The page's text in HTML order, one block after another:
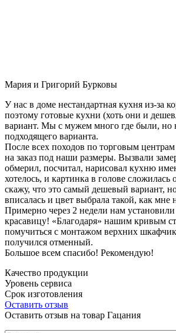
Мария и Григорий Бурковы
У нас в доме нестандартная кухня из-за
поэтому готовые кухни (хоть они и
вариант. Мы с мужем много где были, но
подходящего варианта.
После всех походов по торговым
на заказ под наши размеры. Вызвали
обмерил, посчитал, нарисовал кухню
хотелось, и картинка в голове сложилась
скажу, что это самый дешевый вариант,
вписалась и цвет выбрала такой, как мне
Примерно через 2 недели нам
красавицу! «Благодаря» нашим кривым
помучиться с монтажом верхних
получился отменный.
Большое всем спасибо! Рекомендую!
Качество продукции
Уровень сервиса
Срок изготовления
Оставить отзыв
Оставить отзыв на товар Гацания